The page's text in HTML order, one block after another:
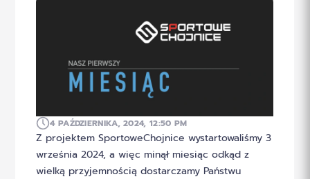
4 PAŹDZIERNIKA, 2024, 12:50 PM
Z projektem SportoweChojnice wystartowaliśmy 3
września 2024, a więc minął miesiąc odkąd z
wielką przyjemnością dostarczamy Państwu